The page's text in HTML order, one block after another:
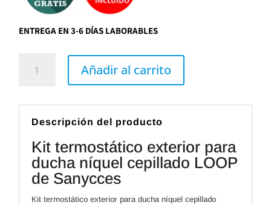
ENTREGA EN 3-6 DÍAS LABORABLES
termostático
exterior
níquel
LOOP
Sanycces
cantidad
Añadir al carrito
Descripción del producto
Kit termostático exterior para
ducha níquel cepillado LOOP
de Sanycces
Kit termostático exterior para ducha níquel cepillado